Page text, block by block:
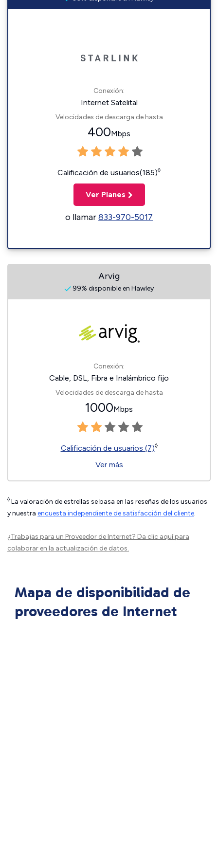
Conexión:
Internet Satelital
Velocidades de descarga de hasta
400Mbps
Calificación de usuarios(185)◊
Ver Planes
o llamar833-970-5017
Arvig
99% disponible en Hawley
Conexión:
Cable, DSL, Fibra e Inalámbrico fijo
Velocidades de descarga de hasta
1000Mbps
Calificación de usuarios (7)◊
Ver más
◊ La valoración de estrellas se basa en las reseñas de los usuarios
y nuestra encuesta independiente de satisfacción del cliente.
¿Trabajas para un Proveedor de Internet? Da clic aquípara
colaborar en la actualización de datos.
Mapa de disponibilidad de
proveedores de Internet